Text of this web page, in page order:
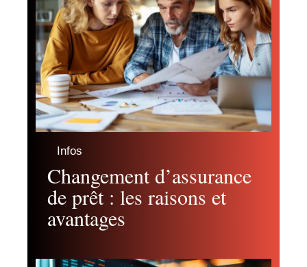
Infos
Changement d’assurance
de prêt : les raisons et
avantages